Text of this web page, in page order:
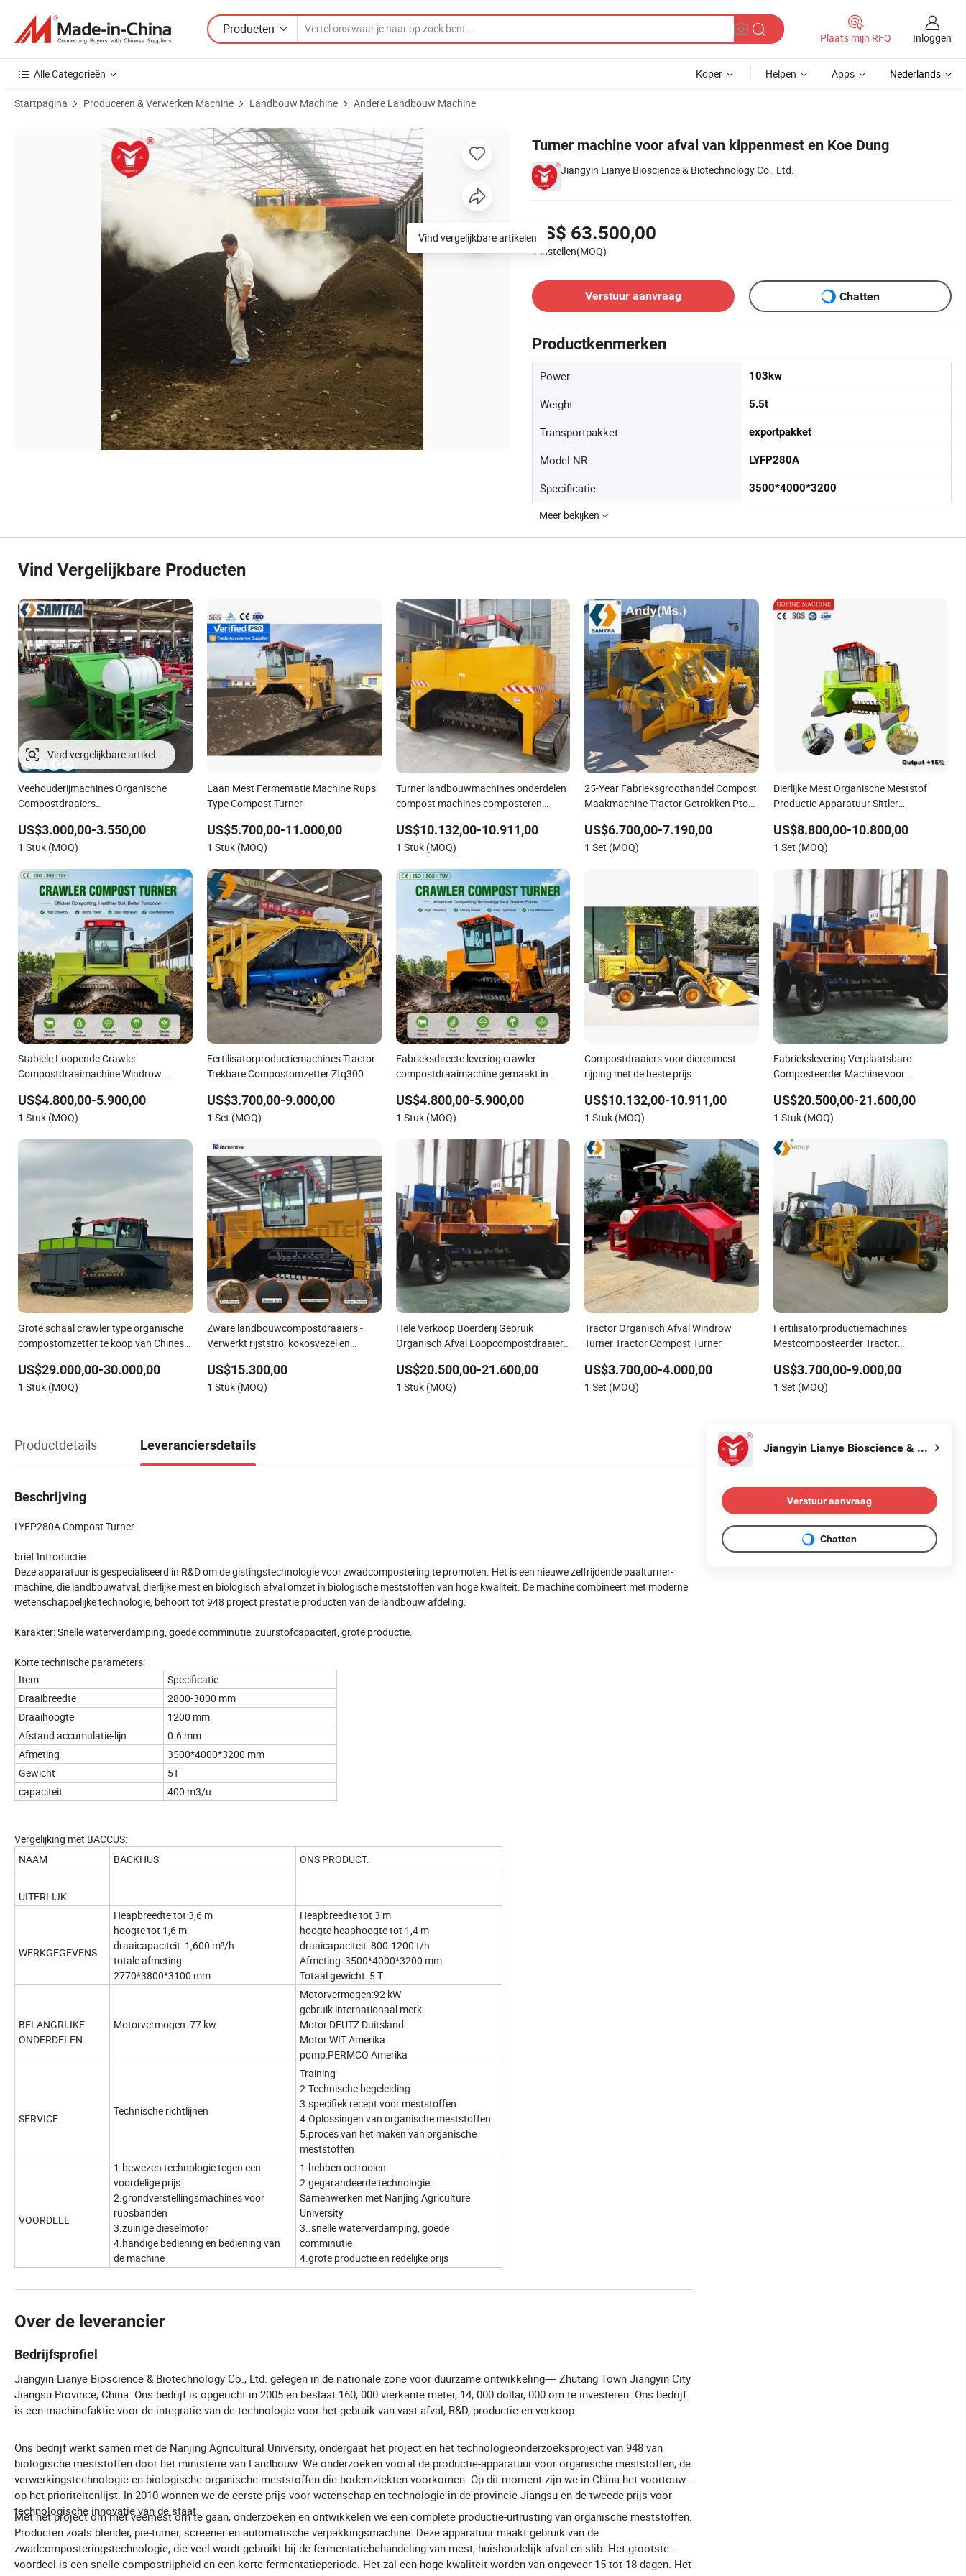
Producten
Plaats mijn RFQ Inloggen
Alle Categorieën Koper Helpen Apps Nederlands
Startpagina Produceren & Verwerken Machine Landbouw Machine Andere Landbouw Machine
Turner machine voor afval van kippenmest en Koe Dung
Jiangyin Lianye Bioscience & Biotechnology Co., Ltd.
US$ 63.500,00
1 instellen(MOQ)
Verstuur aanvraag
Chatten
Productkenmerken
Power 103kw
Weight 5.5t
Transportpakket exportpakket
Model NR. LYFP280A
Specificatie 3500*4000*3200
Meer bekijken
Productafbeeldingen van Turner machine voor afval van kippenmest en Koe Dung
Vind vergelijkbare artikelen
Vind Vergelijkbare Producten
Veehouderijmachines Organische
Compostdraaiers
Compostcontainer
Voedselcompostmachine
Kunstmestmachine Composttoilet
US$3.000,00-3.550,00
1 Stuk (MOQ)
Laan Mest Fermentatie Machine Rups
Type Compost Turner
US$5.700,00-11.000,00
1 Stuk (MOQ)
Turner landbouwmachines onderdelen
compost machines composteren
US$10.132,00-10.911,00
1 Stuk (MOQ)
25-Year Fabrieksgroothandel Compost
Maakmachine Tractor Getrokken Pto
Turner Organische Meststof Compost
Mixer Machine Compost Turner
US$6.700,00-7.190,00
1 Set (MOQ)
Dierlijke Mest Organische Meststof
Productie Apparatuur Sittler
US$8.800,00-10.800,00
1 Set (MOQ)
Stabiele Loopende Crawler
Compostdraaimachine Windrow
US$4.800,00-5.900,00
1 Stuk (MOQ)
Fertilisatorproductiemachines Tractor
Trekbare Compostomzetter Zfq300
US$3.700,00-9.000,00
1 Set (MOQ)
Fabrieksdirecte levering crawler
compostdraaimachine gemaakt in
US$4.800,00-5.900,00
1 Stuk (MOQ)
Compostdraaiers voor dierenmest
rijping met de beste prijs
US$10.132,00-10.911,00
1 Stuk (MOQ)
Fabriekslevering Verplaatsbare
Composteerder Machine voor
Compost
US$20.500,00-21.600,00
1 Stuk (MOQ)
Grote schaal crawler type organische
compostomzetter te koop van Chinese
US$29.000,00-30.000,00
1 Stuk (MOQ)
Zware landbouwcompostdraaiers -
Verwerkt rijststro, kokosvezel en
verkopend in Thailand, Vietnam,
Myanmar
US$15.300,00
1 Stuk (MOQ)
Hele Verkoop Boerderij Gebruik
Organisch Afval Loopcompostdraaiers
Compostdraaiers Maakmachine
US$20.500,00-21.600,00
1 Stuk (MOQ)
Tractor Organisch Afval Windrow
Turner Tractor Compost Turner
US$3.700,00-4.000,00
1 Set (MOQ)
Fertilisatorproductiemachines
Mestcomposteerder Tractor
Organische mestcompostmachine
US$3.700,00-9.000,00
1 Set (MOQ)
Productdetails Leveranciersdetails
Beschrijving
LYFP280A Compost Turner
brief Introductie:
Deze apparatuur is gespecialiseerd in R&D om de gistingstechnologie voor zwadcompostering te promoten. Het is een nieuwe zelfrijdende paalturner-
machine, die landbouwafval, dierlijke mest en biologisch afval omzet in biologische meststoffen van hoge kwaliteit. De machine combineert met moderne
wetenschappelijke technologie, behoort tot 948 project prestatie producten van de landbouw afdeling.
Karakter: Snelle waterverdamping, goede comminutie, zuurstofcapaciteit, grote productie.
Korte technische parameters:
Item
Specificatie
Draaibreedte
2800-3000 mm
Draaihoogte
1200 mm
Afstand accumulatie-lijn
0.6 mm
Afmeting
3500*4000*3200 mm
Gewicht
5T
capaciteit
400 m3/u
Vergelijking met BACCUS:
NAAM
BACKHUS ONS PRODUCT.
UITERLIJK
WERKGEGEVENS
Heapbreedte tot 3,6 m
hoogte tot 1,6 m
draaicapaciteit: 1,600 m³/h
totale afmeting:
2770*3800*3100 mm
Heapbreedte tot 3 m
hoogte heaphoogte tot 1,4 m
draaicapaciteit: 800-1200 t/h
Afmeting: 3500*4000*3200 mm
Totaal gewicht: 5 T
BELANGRIJKE
ONDERDELEN
Motorvermogen: 77 kw
Motorvermogen:92 kW
gebruik internationaal merk
Motor:DEUTZ Duitsland
Motor:WIT Amerika
pomp:PERMCO Amerika
SERVICE
Technische richtlijnen
Training
2.Technische begeleiding
3.specifiek recept voor meststoffen
4.Oplossingen van organische meststoffen
5.proces van het maken van organische
meststoffen
VOORDEEL
1.bewezen technologie tegen een
voordelige prijs
2.grondverstellingsmachines voor
rupsbanden
3.zuinige dieselmotor
4.handige bediening en bediening van
de machine
1.hebben octrooien
2.gegarandeerde technologie:
Samenwerken met Nanjing Agriculture
University
3..snelle waterverdamping, goede
comminutie
4.grote productie en redelijke prijs
Over de leverancier
Bedrijfsprofiel
Jiangyin Lianye Bioscience & Biotechnology Co., Ltd. gelegen in de nationale zone voor duurzame ontwikkeling---- Zhutang Town Jiangyin City
Jiangsu Province, China. Ons bedrijf is opgericht in 2005 en beslaat 160, 000 vierkante meter, 14, 000 dollar, 000 om te investeren. Ons bedrijf
is een machinefaktie voor de integratie van de technologie voor het gebruik van vast afval, R&D, productie en verkoop.
Ons bedrijf werkt samen met de Nanjing Agricultural University, ondergaat het project en het technologieonderzoeksproject van 948 van
biologische meststoffen door het ministerie van Landbouw. We onderzoeken vooral de productie-apparatuur voor organische meststoffen, de
verwerkingstechnologie en biologische organische meststoffen die bodemziekten voorkomen. Op dit moment zijn we in China het voortouw
op het prioriteitenlijst. In 2010 wonnen we de eerste prijs voor wetenschap en technologie in de provincie Jiangsu en de tweede prijs voor
technologische innovatie van de staat.
Met het project om met veemest om te gaan, onderzoeken en ontwikkelen we een complete productie-uitrusting van organische meststoffen.
Producten zoals blender, pie-turner, screener en automatische verpakkingsmachine. Deze apparatuur maakt gebruik van de
zwadcomposteringstechnologie, die veel wordt gebruikt bij de fermentatiebehandeling van mest, huishoudelijk afval en slib. Het grootste
voordeel is een snelle compostrijpheid en een korte fermentatieperiode. Het zal een hoge kwaliteit worden van ongeveer 15 tot 18 dagen. Het
Jiangyin Lianye Bioscience & Biotechnology Co., Ltd.
Verstuur aanvraag
Chatten